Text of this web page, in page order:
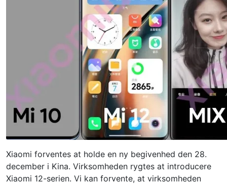
Xiaomi forventes at holde en ny begivenhed den 28.
december i Kina. Virksomheden rygtes at introducere
Xiaomi 12-serien. Vi kan forvente, at virksomheden